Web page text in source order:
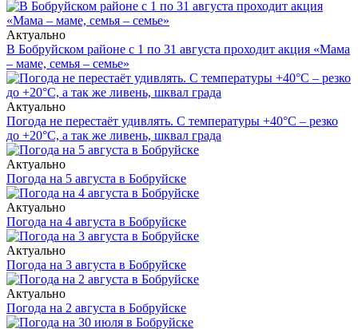
Актуально
В Бобруйском районе с 1 по 31 августа проходит акция «Мама
– маме, семья – семье»
Актуально
Погода не перестаёт удивлять. С температуры +40°С – резко
до +20°С, а так же ливень, шквал града
Актуально
Погода на 5 августа в Бобруйске
Актуально
Погода на 4 августа в Бобруйске
Актуально
Погода на 3 августа в Бобруйске
Актуально
Погода на 2 августа в Бобруйске